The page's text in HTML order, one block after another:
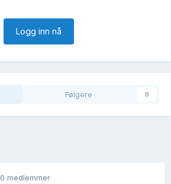
Logg inn nå
Følgere 0
0 medlemmer